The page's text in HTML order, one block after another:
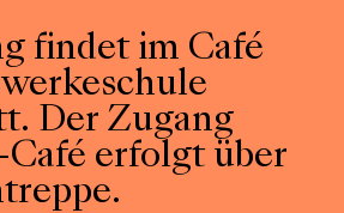
findet im Café
Der Zugang
Café erfolgt über